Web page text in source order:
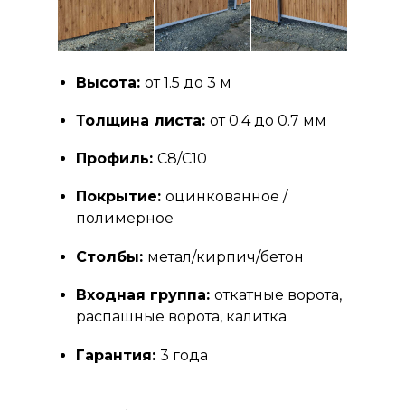
Толщина листа: от 0.4 до 0.7 мм
Покрытие: оцинкованное /
полимерное
Высота: от 1.5 до 3 м
Профиль: С8/С10
Столбы: метал/кирпич/бетон
Входная группа: откатные ворота,
распашные ворота, калитка
Гарантия: 3 года